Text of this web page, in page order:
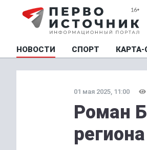
НОВОСТИ СПОРТ
01 мая 2025, 11:00
Роман